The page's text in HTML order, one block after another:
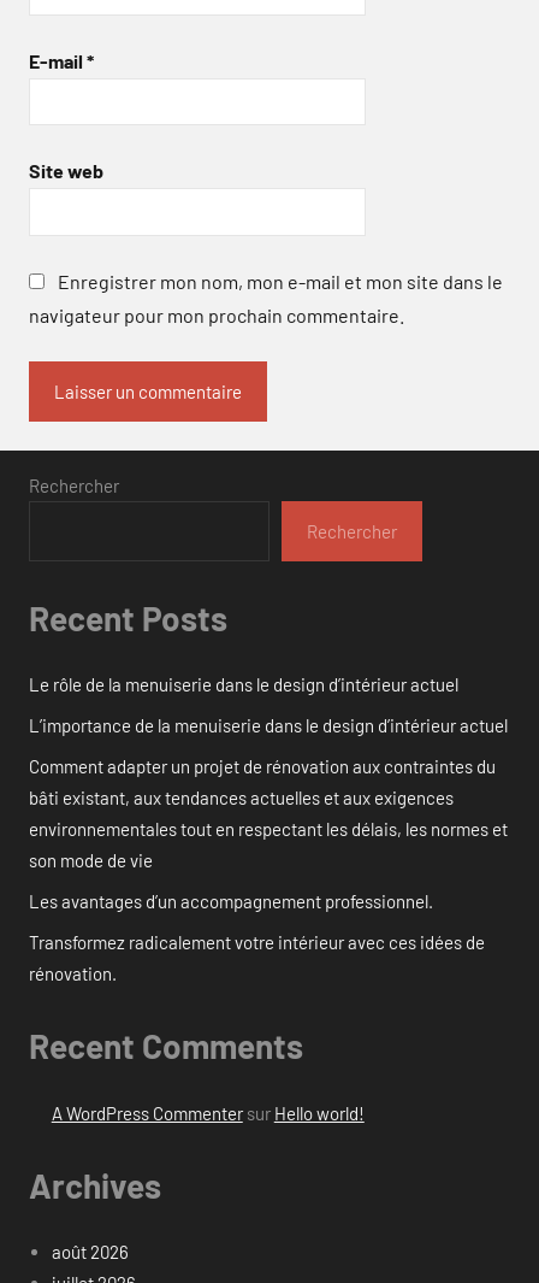
E-mail *
Site web
Enregistrer mon nom, mon e-mail et mon site dans le
navigateur pour mon prochain commentaire.
Rechercher
Rechercher
Recent Posts
Le rôle de la menuiserie dans le design d’intérieur actuel
L’importance de la menuiserie dans le design d’intérieur actuel
Comment adapter un projet de rénovation aux contraintes du
bâti existant, aux tendances actuelles et aux exigences
environnementales tout en respectant les délais, les normes et
son mode de vie
Les avantages d’un accompagnement professionnel.
Transformez radicalement votre intérieur avec ces idées de
rénovation.
Recent Comments
A WordPress Commentersur Hello world!
Archives
août 2026